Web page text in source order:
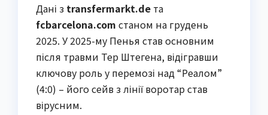
Дані з transfermarkt.de та
fcbarcelona.com станом на грудень
2025. У 2025-му Пенья став основним
після травми Тер Штегенa, відігравши
ключову роль у перемозі над “Реалом”
(4:0) – його сейв з лінії воротар став
вірусним.